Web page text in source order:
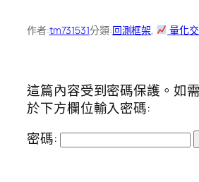
作者:tm731531分類:回測框架, 量化
這篇內容受到密碼保護。如
於下方欄位輸入密碼:
密碼: